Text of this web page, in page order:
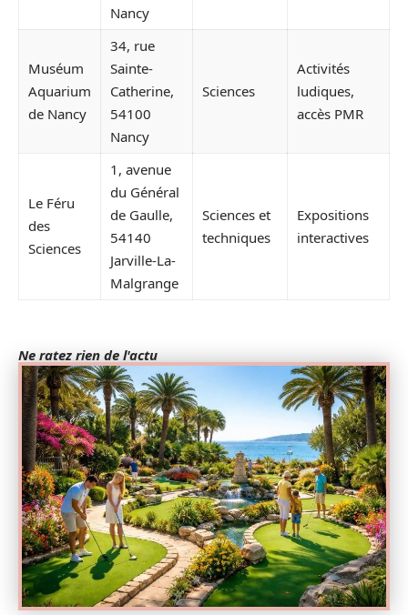
Nancy
Muséum
Aquarium
de Nancy
34, rue
Sainte-
Catherine,
54100
Nancy
Sciences
Activités
ludiques,
accès PMR
Le Féru
des
Sciences
1, avenue
du Général
de Gaulle,
54140
Jarville-La-
Malgrange
Sciences et
techniques
Expositions
interactives
Ne ratez rien de l'actu